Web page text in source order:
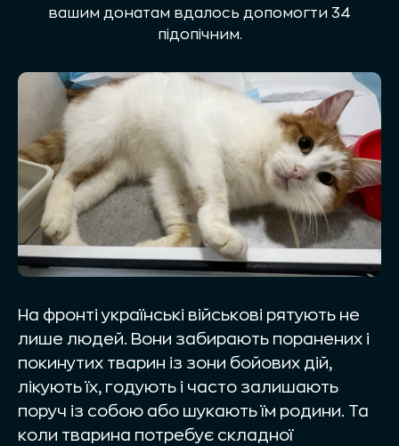
вашим донатам вдалось допомогти 34
підопічним.
На фронті українські військові рятують не
лише людей. Вони забирають поранених і
покинутих тварин із зони бойових дій,
лікують їх, годують і часто залишають
поруч із собою або шукають їм родини. Та
коли тварина потребує складної